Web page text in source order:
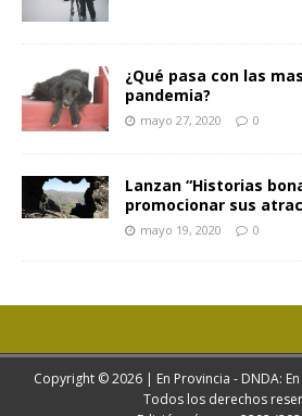
¿Qué pasa con las
pandemia?
mayo 27, 2020 0
Lanzan “Historias
promocionar sus
mayo 19, 2020 0
Copyright © 2026 | En Provincia - DNDA:
Todos los derechos